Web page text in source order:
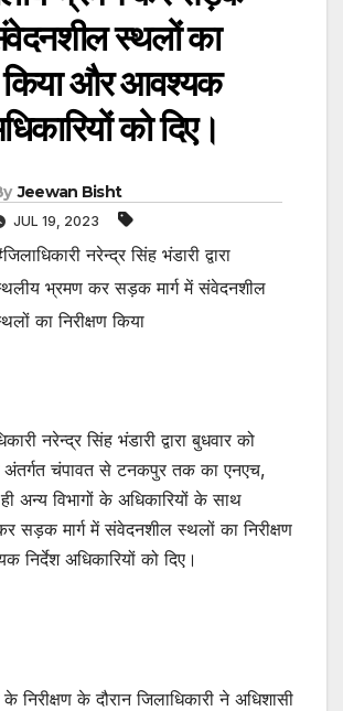
स्थलों का
किया और आवश्यक
को दिए।
Jeewan Bisht
JUL 19, 2023
नरेन्द्र सिंह भंडारी द्वारा
भ्रमण कर सड़क मार्ग में संवेदनशील
का निरीक्षण किया
नरेन्द्र सिंह भंडारी द्वारा बुधवार को
अंतर्गत चंपावत से टनकपुर तक का एनएच,
अन्य विभागों के अधिकारियों के साथ
सड़क मार्ग में संवेदनशील स्थलों का निरीक्षण
निर्देश अधिकारियों को दिए।
के निरीक्षण के दौरान जिलाधिकारी ने अधिशासी